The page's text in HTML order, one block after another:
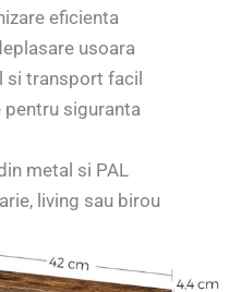
eficienta
usoara
si transport facil
siguranta
metal si PAL
living sau birou